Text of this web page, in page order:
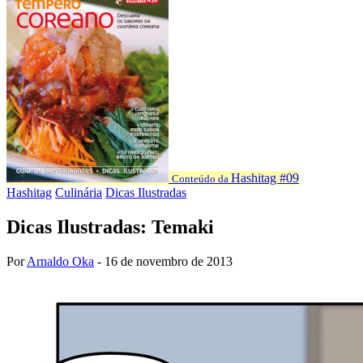
Conteúdo da Hashitag #09
Hashitag Culinária Dicas Ilustradas
Dicas Ilustradas: Temaki
PorArnaldo Oka - 16 de novembro de 2013